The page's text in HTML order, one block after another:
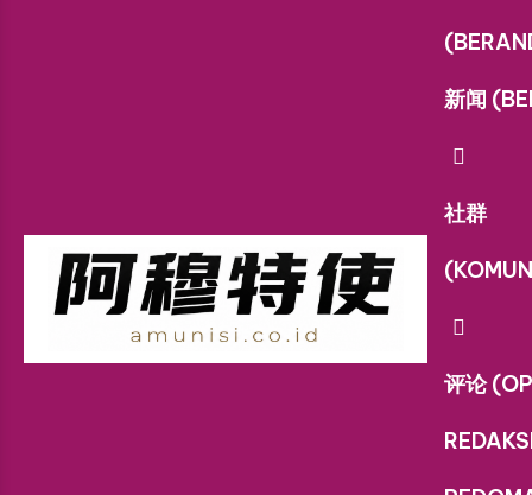
新闻
社群
评论